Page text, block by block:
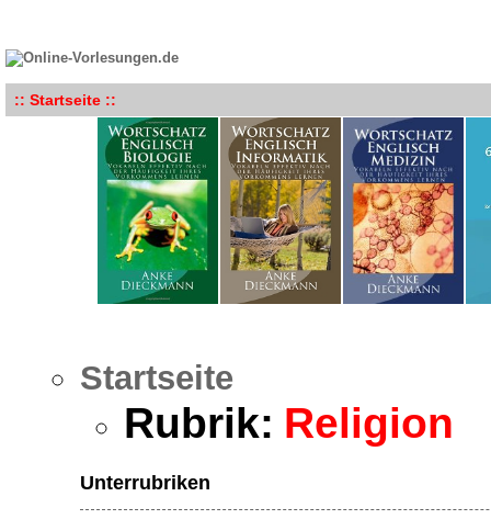
:: Startseite ::
Startseite
Rubrik: Religion
Unterrubriken